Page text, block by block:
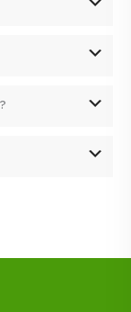
ja 80cm. Lisaks